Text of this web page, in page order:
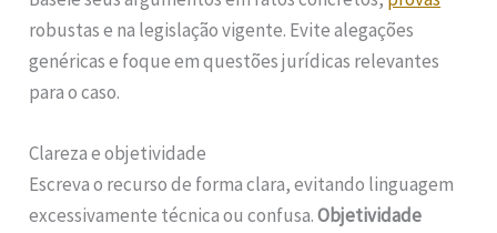
robustas e na legislação vigente. Evite alegações
genéricas e foque em questões jurídicas relevantes
para o caso.
Clareza e objetividade
Escreva o recurso de forma clara, evitando linguagem
excessivamente técnica ou confusa.Objetividade